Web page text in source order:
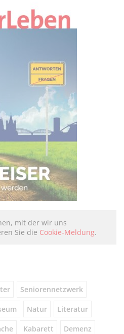
mit der wir uns
Sie die Cookie-Meldung.
Seniorennetzwerk
Natur Literatur
Kabarett Demenz